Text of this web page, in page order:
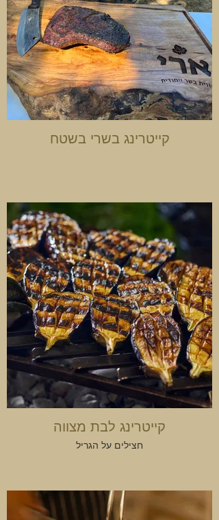
קייטרינג בשרי בשטח
קייטרינג לבת מצווה
חצילים על הגריל